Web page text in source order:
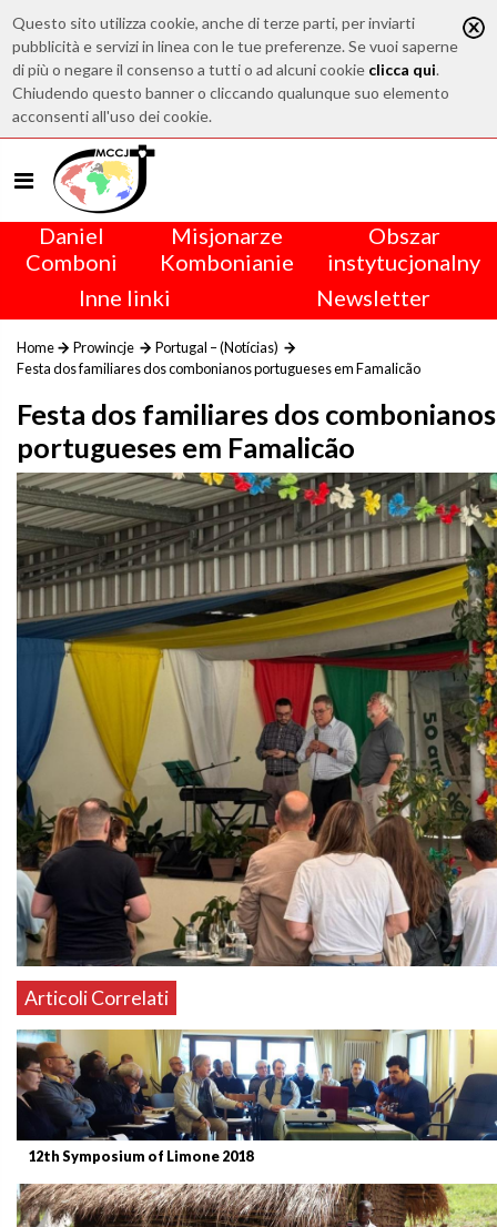
Questo sito utilizza cookie, anche di terze parti, per inviarti
pubblicità e servizi in linea con le tue preferenze. Se vuoi saperne
di più o negare il consenso a tutti o ad alcuni cookie clicca qui.
Chiudendo questo banner o cliccando qualunque suo elemento
acconsenti all'uso dei cookie.
Daniel
Comboni
Misjonarze
Kombonianie
Obszar
instytucjonalny
Inne linki
Newsletter
Home Prowincje
Portugal – (Notícias)
Festa dos familiares dos combonianos portugueses em Famalicão
Festa dos familiares dos combonianos
portugueses em Famalicão
Articoli Correlati
12th Symposium of Limone 2018